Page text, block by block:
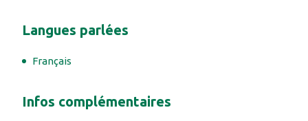
Langues parlées
Français
Infos complémentaires